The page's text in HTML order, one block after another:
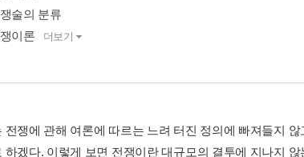
술의 분류
이론
더보기
전쟁에 관해 여론에 따르는 느려 터진 정의에 빠져들지
하겠다. 이렇게 보면 전쟁이란 대규모의 결투에 지나지